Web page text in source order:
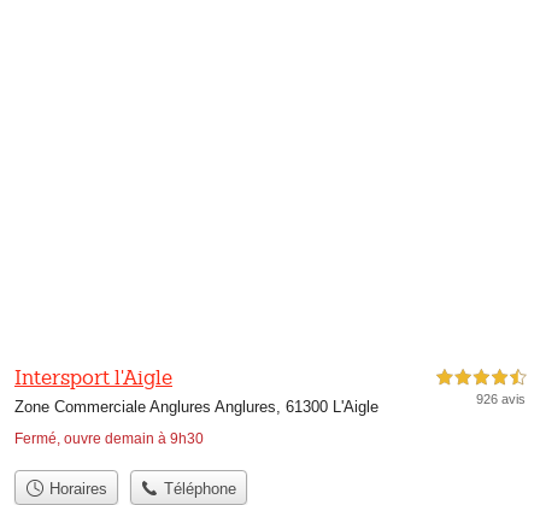
Intersport l'Aigle
Zone Commerciale Anglures Anglures, 61300 L'Aigle
Fermé, ouvre demain à 9h30
4,5 étoiles sur 5
926 avis
Horaires Téléphone